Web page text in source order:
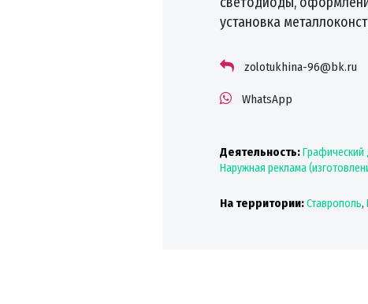
установка
zolotukhina-96@bk.ru
WhatsApp
Деятельность:Графический
Наружная реклама
На территории:Ставрополь,